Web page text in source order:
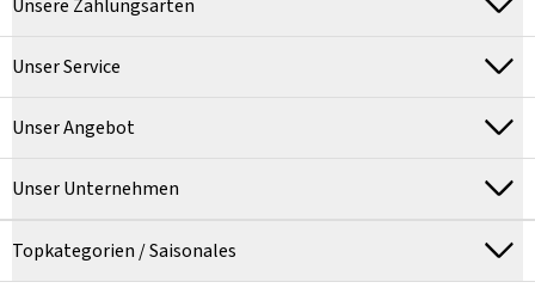
Unsere Zahlungsarten
Unser Service
Unser Angebot
Unser Unternehmen
Topkategorien / Saisonales